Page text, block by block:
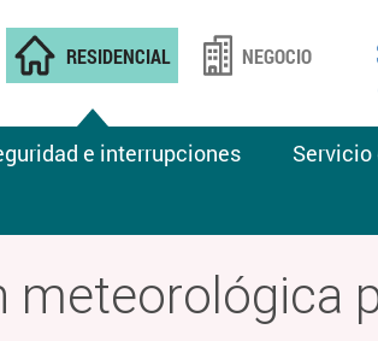
RESIDENCIAL
e interrupciones
NEGOCIO
meteorológica